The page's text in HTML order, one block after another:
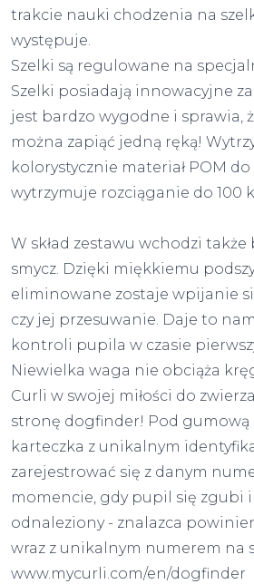
trakcie nauki chodzenia na
występuje.
Szelki są regulowane na
Szelki posiadają innowacyjne
jest bardzo wygodne i sprawia,
można zapiąć jedną ręką!
kolorystycznie materiał POM
wytrzymuje rozciąganie do 100
W skład zestawu wchodzi
smycz. Dzięki miękkiemu
eliminowane zostaje wpijanie
czy jej przesuwanie. Daje to
kontroli pupila w czasie
Niewielka waga nie obciąża
Curli w swojej miłości do
stronę dogfinder! Pod gumową
karteczka z unikalnym
zarejestrować się z danym
momencie, gdy pupil się zgubi
odnaleziony - znalazca
wraz z unikalnym numerem na
www.mycurli.com/en/dogfinder